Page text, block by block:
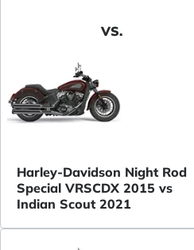
VS.
Harley-Davidson Night Rod
Special VRSCDX 2015 vs
Indian Scout 2021